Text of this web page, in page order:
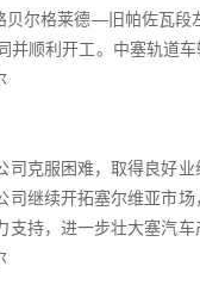
尔格莱德—旧帕佐瓦
顺利开工。中塞轨道
克服困难，取得良好
继续开拓塞尔维亚市
持，进一步壮大塞汽